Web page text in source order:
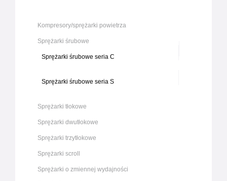
Kompresory/sprężarki powietrza
Sprężarki śrubowe
Sprężarki śrubowe seria C
Sprężarki śrubowe seria S
Sprężarki tłokowe
Sprężarki dwutłokowe
Sprężarki trzytłokowe
Sprężarki scroll
Sprężarki o zmiennej wydajności